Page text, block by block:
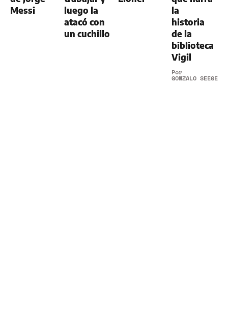
Messi
luego la
atacó con
un cuchillo
la
historia
de la
biblioteca
Vigil
Por
GONZALO SEEGER